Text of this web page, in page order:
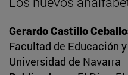
Gerardo Castillo
Facultad de Educación
Universidad de Navarra